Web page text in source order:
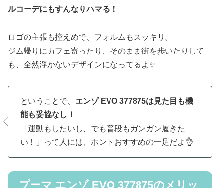
ルコーデにもすんなりハマる！
ロゴの主張も控えめで、フォルムもスッキリ。
ジム帰りにカフェ寄ったり、そのまま街を歩いたりして
も、全然浮かないデザインになってるよ✨
ということで、 エンゾ EVO 377875は見た目も機
能も妥協なし！
「運動もしたいし、でも普段もガンガン履きた
い！」って人には、ホントおすすめの一足だよ👌
プーマ エンゾ EVO 377875のメリッ